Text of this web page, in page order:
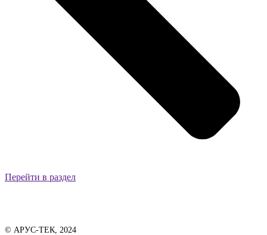
Перейти в раздел
© АРУС-ТЕК, 2024